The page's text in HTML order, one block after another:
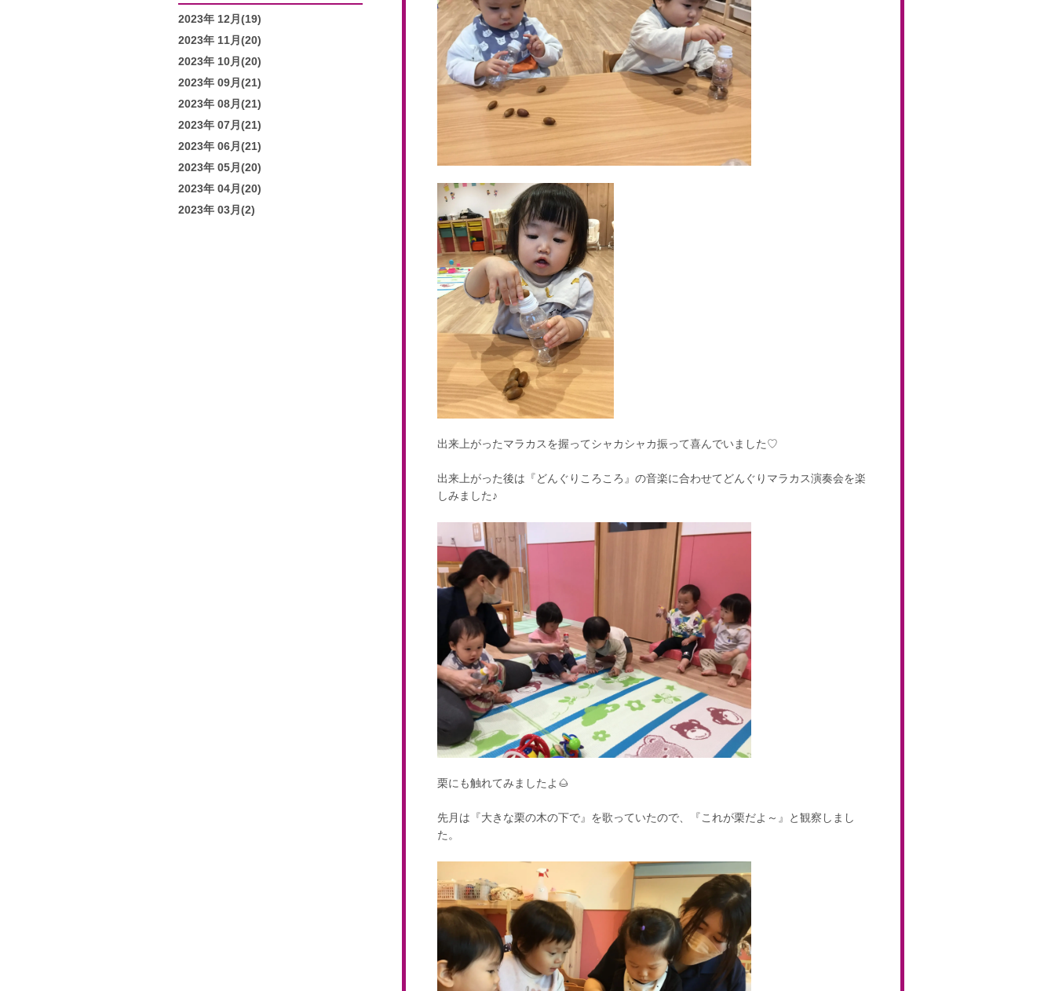
2023年 12月(19)
2023年 11月(20)
2023年 10月(20)
2023年 09月(21)
2023年 08月(21)
2023年 07月(21)
2023年 06月(21)
2023年 05月(20)
2023年 04月(20)
2023年 03月(2)
出来上がったマラカスを握ってシャカシャカ振って喜んでいました♡
出来上がった後は『どんぐりころころ』の音楽に合わせてどんぐりマラカス演奏会を楽
しみました♪
栗にも触れてみましたよ🌰
先月は『大きな栗の木の下で』を歌っていたので、『これが栗だよ～』と観察しまし
た。